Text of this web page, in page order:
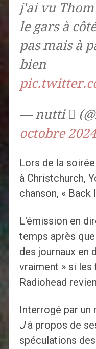
j'ai vu
le gars à
pas mais à
bien
— nutti 
octobre 2024
Lors de la
à Christchurch,
chanson, « Back
L'émission en
temps après
des journaux en
vraiment » si les
Radiohead
Interrogé par un
Jà propos de
spéculations